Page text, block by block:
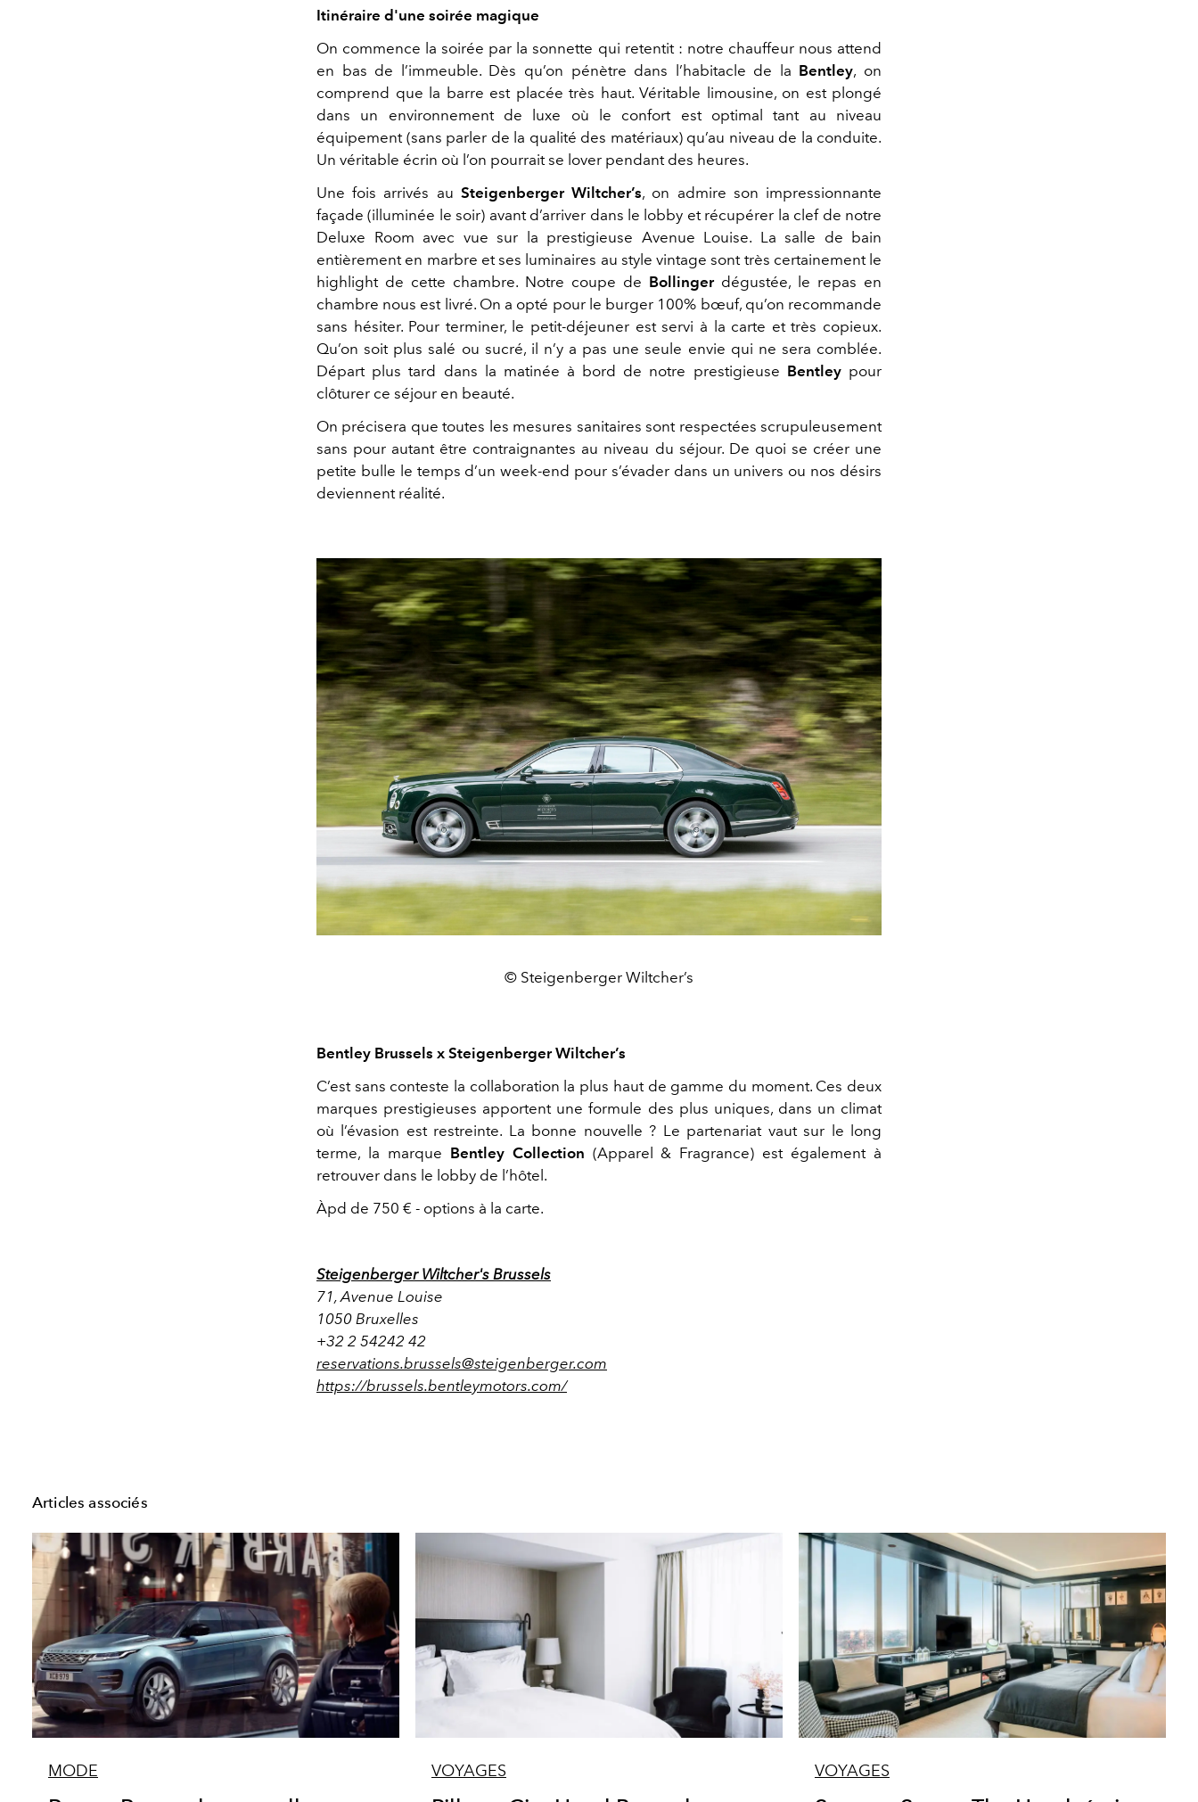
Itinéraire d'une soirée magique
On commence la soirée par la sonnette qui retentit : notre chauffeur nous attend
en bas de l’immeuble. Dès qu’on pénètre dans l’habitacle de la Bentley, on
comprend que la barre est placée très haut. Véritable limousine, on est plongé
dans un environnement de luxe où le confort est optimal tant au niveau
équipement (sans parler de la qualité des matériaux) qu’au niveau de la conduite.
Un véritable écrin où l’on pourrait se lover pendant des heures.
Une fois arrivés au Steigenberger Wiltcher’s, on admire son impressionnante
façade (illuminée le soir) avant d’arriver dans le lobby et récupérer la clef de notre
Deluxe Room avec vue sur la prestigieuse Avenue Louise. La salle de bain
entièrement en marbre et ses luminaires au style vintage sont très certainement le
highlight de cette chambre. Notre coupe de Bollingerdégustée, le repas en
chambre nous est livré. On a opté pour le burger 100% bœuf, qu’on recommande
sans hésiter. Pour terminer, le petit-déjeuner est servi à la carte et très copieux.
Qu’on soit plus salé ou sucré, il n’y a pas une seule envie qui ne sera comblée.
Départ plus tard dans la matinée à bord de notre prestigieuse Bentleypour
clôturer ce séjour en beauté.
On précisera que toutes les mesures sanitaires sont respectées scrupuleusement
sans pour autant être contraignantes au niveau du séjour. De quoi se créer une
petite bulle le temps d’un week-end pour s’évader dans un univers ou nos désirs
deviennent réalité.
© Steigenberger Wiltcher’s
Bentley Brussels x Steigenberger Wiltcher’s
C’est sans conteste la collaboration la plus haut de gamme du moment. Ces deux
marques prestigieuses apportent une formule des plus uniques, dans un climat
où l’évasion est restreinte. La bonne nouvelle ? Le partenariat vaut sur le long
terme, la marque Bentley Collection (Apparel & Fragrance) est également à
retrouver dans le lobby de l’hôtel.
Àpd de 750 € - options à la carte.
Steigenberger Wiltcher's Brussels
71, Avenue Louise
1050 Bruxelles
+32 2 54242 42
reservations.brussels@steigenberger.com
https://brussels.bentleymotors.com/
Articles associés
MODE VOYAGES VOYAGES